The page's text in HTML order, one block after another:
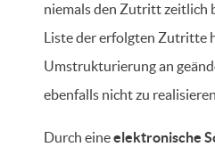
niemals den Zutritt zeitlich
Liste der erfolgten Zutritte
Umstrukturierung an
ebenfalls nicht zu
Durch eineelektronische